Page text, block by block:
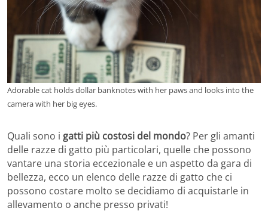
Adorable cat holds dollar banknotes with her paws and looks into the
camera with her big eyes.
Quali sono i gatti più costosi del mondo? Per gli amanti
delle razze di gatto più particolari, quelle che possono
vantare una storia eccezionale e un aspetto da gara di
bellezza, ecco un elenco delle razze di gatto che ci
possono costare molto se decidiamo di acquistarle in
allevamento o anche presso privati!